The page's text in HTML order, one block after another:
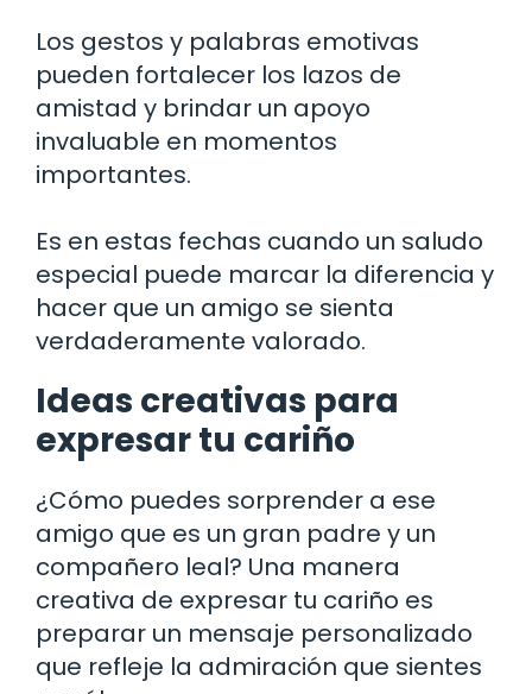
Los gestos y palabras emotivas
pueden fortalecer los lazos de
amistad y brindar un apoyo
invaluable en momentos
importantes.
Es en estas fechas cuando un saludo
especial puede marcar la diferencia y
hacer que un amigo se sienta
verdaderamente valorado.
Ideas creativas para
expresar tu cariño
¿Cómo puedes sorprender a ese
amigo que es un gran padre y un
compañero leal? Una manera
creativa de expresar tu cariño es
preparar un mensaje personalizado
que refleje la admiración que sientes